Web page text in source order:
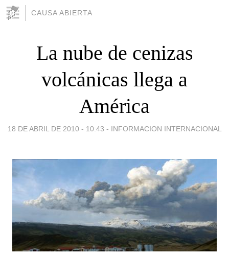
CAUSA ABIERTA
La nube de cenizas
volcánicas llega a
América
18 DE ABRIL DE 2010 - 10:43 - INFORMACION INTERNACIONAL